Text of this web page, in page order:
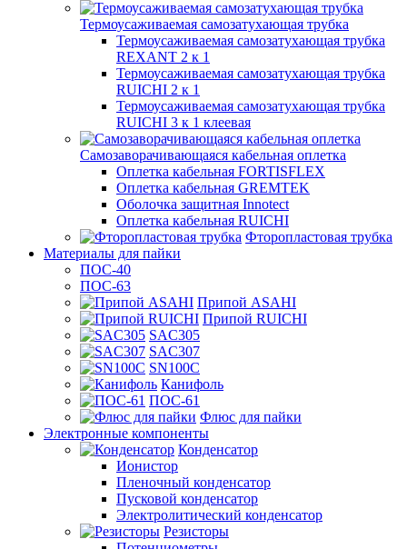
Термоусаживаемая самозатухающая трубка
Термоусаживаемая самозатухающая трубка
REXANT 2 к 1
Термоусаживаемая самозатухающая трубка
RUICHI 2 к 1
Термоусаживаемая самозатухающая трубка
RUICHI 3 к 1 клеевая
Самозаворачивающаяся кабельная оплетка
Оплетка кабельная FORTISFLEX
Оплетка кабельная GREMTEK
Оболочка защитная Innotect
Оплетка кабельная RUICHI
Фторопластовая трубка
Материалы для пайки
ПОС-40
ПОС-63
Припой ASAHI
Припой RUICHI
SAC305
SAC307
SN100C
Канифоль
ПОС-61
Флюс для пайки
Электронные компоненты
Конденсатор
Ионистор
Пленочный конденсатор
Пусковой конденсатор
Электролитический конденсатор
Резисторы